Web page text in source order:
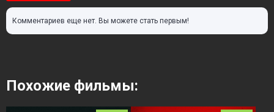
Комментариев еще нет. Вы можете стать первым!
Похожие фильмы: